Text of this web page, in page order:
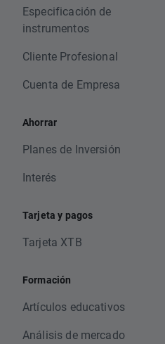
Especificación de
instrumentos
Cliente Profesional
Cuenta de Empresa
Ahorrar
Planes de Inversión
Interés
Tarjeta y pagos
Tarjeta XTB
Formación
Artículos educativos
Análisis de mercado